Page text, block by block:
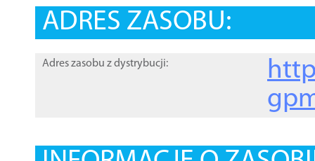
ADRES ZASOBU:
Adres zasobu z dystrybucji: